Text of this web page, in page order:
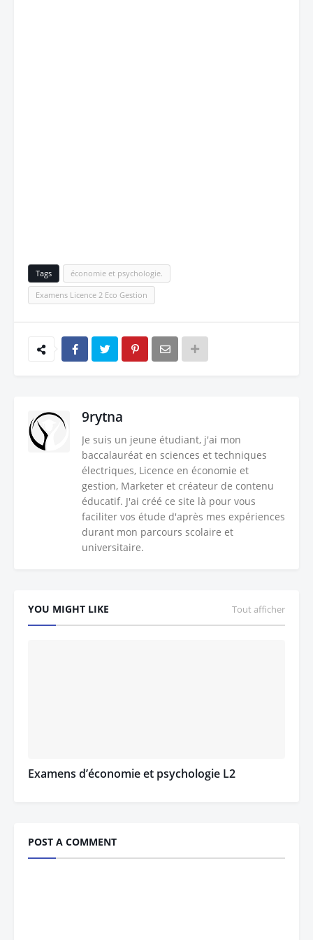
Tags économie et psychologie.
Examens Licence 2 Eco Gestion
9rytna
Je suis un jeune étudiant, j'ai mon
baccalauréat en sciences et techniques
électriques, Licence en économie et
gestion, Marketer et créateur de contenu
éducatif. J'ai créé ce site là pour vous
faciliter vos étude d'après mes expériences
durant mon parcours scolaire et
universitaire.
YOU MIGHT LIKE Tout afficher
Examens d’économie et psychologie L2
POST A COMMENT